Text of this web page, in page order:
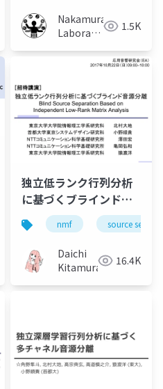
Nakamura
Laboratory
University)
1.5K
独立低ランク行列分析
に基づくブラインド音
源分離（Blind source
separation based on
independent low-
rank matrix
analysis）
nmf source
Daichi
Kitamura
16.4K